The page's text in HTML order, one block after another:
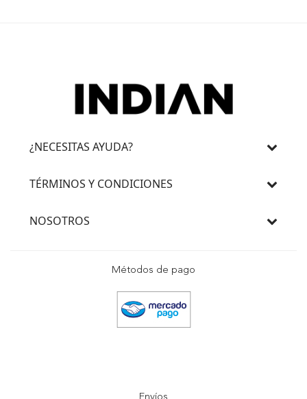
¿NECESITAS AYUDA?
TÉRMINOS Y CONDICIONES
NOSOTROS
Métodos de pago